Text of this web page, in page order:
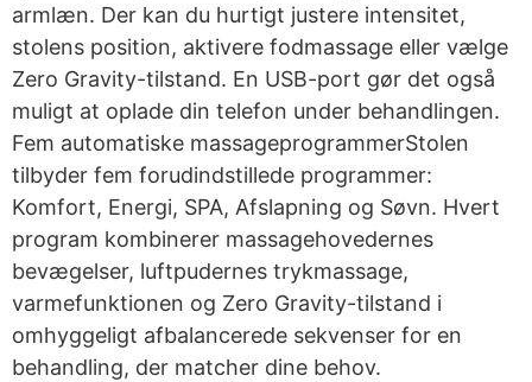
armlæn. Der kan du hurtigt justere intensitet,
stolens position, aktivere fodmassage eller vælge
Zero Gravity-tilstand. En USB-port gør det også
muligt at oplade din telefon under behandlingen.
Fem automatiske massageprogrammerStolen
tilbyder fem forudindstillede programmer:
Komfort, Energi, SPA, Afslapning og Søvn. Hvert
program kombinerer massagehovedernes
bevægelser, luftpudernes trykmassage,
varmefunktionen og Zero Gravity-tilstand i
omhyggeligt afbalancerede sekvenser for en
behandling, der matcher dine behov.